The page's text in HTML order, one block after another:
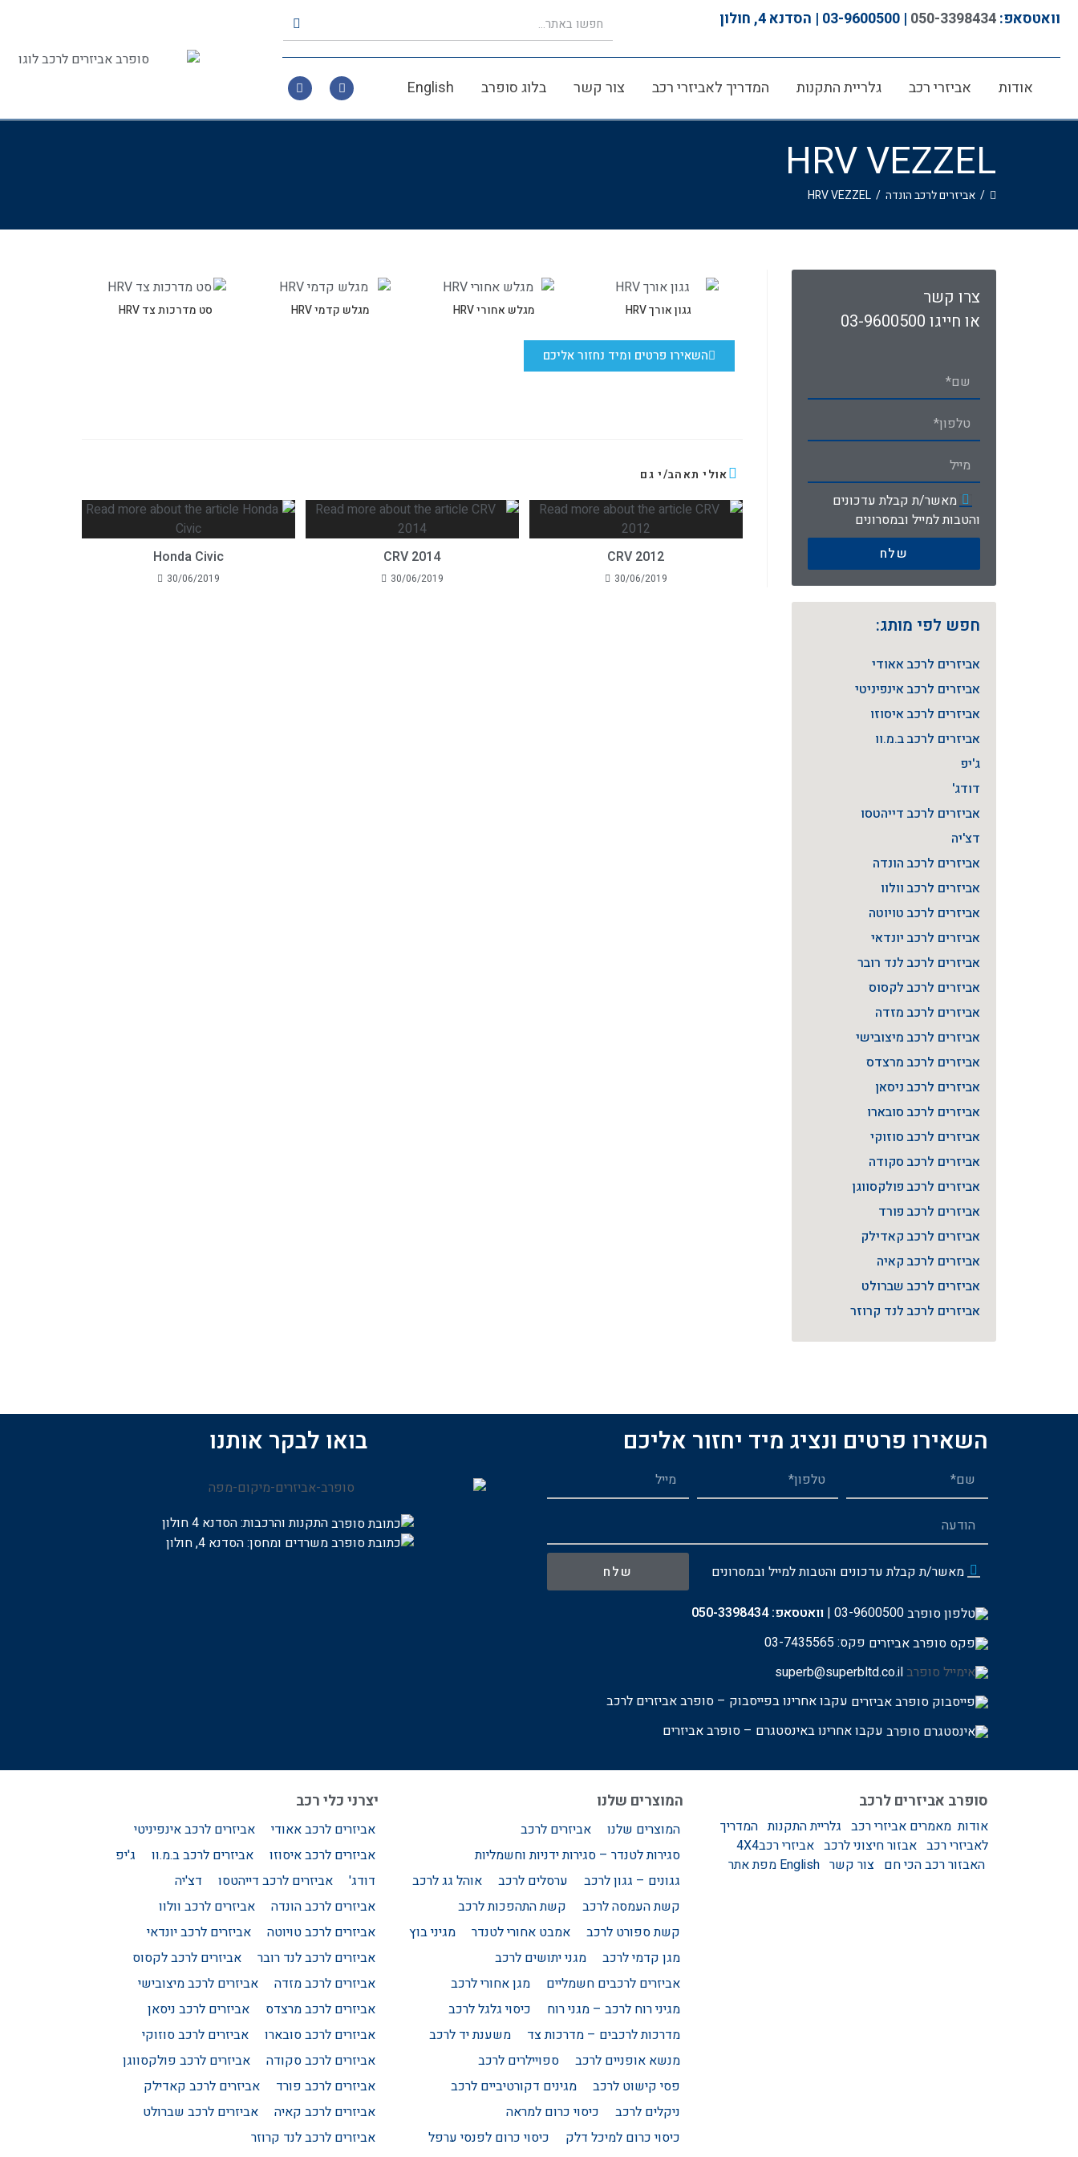
לתוכןוואטסאפ:050-3398434 | 03-9600500 | הסדנא 4, חולון
אודות אביזרי רכב גלריית התקנות המדריך לאביזרי רכב צור קשר בלוג סופרב English
HRV VEZZEL
/ אביזרים לרכב הונדה /
HRV VEZZEL
גגון אורך HRV מגלש אחורי HRV מגלש קדמי HRV סט מדרכות צד HRV
השאירו פרטים ומיד נחזור אליכם
אולי תאהב/י גם
Honda Civic
30/06/2019
CRV 2014
30/06/2019
CRV 2012
30/06/2019
צרו קשר
או חייגו 03-9600500
מאשר/ת קבלת עדכונים
והטבות למייל ובמסרונים
שלח
חפש לפי מותג:
אביזרים לרכב אאודי
אביזרים לרכב אינפיניטי
אביזרים לרכב איסוזו
אביזרים לרכב ב.מ.וו
ג'יפ
דודג'
אביזרים לרכב דייהטסו
דצ'יה
אביזרים לרכב הונדה
אביזרים לרכב וולוו
אביזרים לרכב טויוטה
אביזרים לרכב יונדאי
אביזרים לרכב לנד רובר
אביזרים לרכב לקסוס
אביזרים לרכב מזדה
אביזרים לרכב מיצובישי
אביזרים לרכב מרצדס
אביזרים לרכב ניסאן
אביזרים לרכב סובארו
אביזרים לרכב סוזוקי
אביזרים לרכב סקודה
אביזרים לרכב פולקסווגן
אביזרים לרכב פורד
אביזרים לרכב קאדילק
אביזרים לרכב קאיה
אביזרים לרכב שברולט
אביזרים לרכב לנד קרוזר
השאירו פרטים ונציג מיד יחזור אליכם
מאשר/ת קבלת עדכונים והטבות למייל ובמסרונים שלח
03-9600500
| וואטסאפ:050-3398434
פקס: 03-7435565
עקבו אחרינו בפייסבוק – סופרב אביזרים לרכב
עקבו אחרינו באינסטגרם – סופרב אביזרים
בואו לבקר אותנו
התקנות והרכבות:הסדנא 4 חולון
משרדים ומחסן: הסדנא 4, חולון
סופרב אביזרים לרכב
אודות מאמרים אביזרי רכב גלריית התקנות המדריך
לאביזרי רכב אבזור חיצוני לרכב אביזרי רכב4X4
האבזור רכב הכי חם צור קשר English מפת אתר
המוצרים שלנו
המוצרים שלנו
אביזרים לרכב
סגירות לטנדר – סגירות ידניות וחשמליות
גגונים – גגון לרכב
ערסלים לרכב
אוהל גג לרכב
קשת העמסה לרכב
קשת התהפכות לרכב
קשת ספורט לרכב
אמבט אחורי לטנדר
מגיני בוץ
מגן קדמי לרכב
מגני יתושים לרכב
אביזרים לרכבים חשמליים
מגן אחורי לרכב
מגיני רוח לרכב – מגני רוח
כיסוי גלגל לרכב
מדרכות לרכבים – מדרכות צד
משענת יד לרכב
מנשא אופניים לרכב
ספויילרים לרכב
פסי קישוט לרכב
מגינים דקורטיביים לרכב
ניקלים לרכב
כיסוי כרום למראה
כיסוי כרום למיכל דלק
כיסוי כרום לפנסי ערפל
יצרני כלי רכב
אביזרים לרכב אאודי
אביזרים לרכב אינפיניטי
אביזרים לרכב איסוזו
אביזרים לרכב ב.מ.וו
ג'יפ
דודג'
אביזרים לרכב דייהטסו
דצ'יה
אביזרים לרכב הונדה
אביזרים לרכב וולוו
אביזרים לרכב טויוטה
אביזרים לרכב יונדאי
אביזרים לרכב לנד רובר
אביזרים לרכב לקסוס
אביזרים לרכב מזדה
אביזרים לרכב מיצובישי
אביזרים לרכב מרצדס
אביזרים לרכב ניסאן
אביזרים לרכב סובארו
אביזרים לרכב סוזוקי
אביזרים לרכב סקודה
אביזרים לרכב פולקסווגן
אביזרים לרכב פורד
אביזרים לרכב קאדילק
אביזרים לרכב קאיה
אביזרים לרכב שברולט
אביזרים לרכב לנד קרוזר